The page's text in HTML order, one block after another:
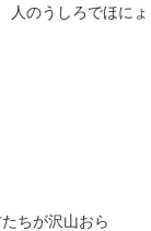
人のうしろでほに
ちが沢山おら